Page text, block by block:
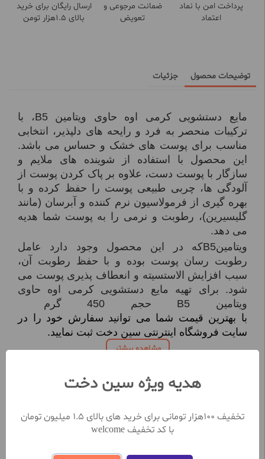
پرداخت امن با نماد
اعتماد
ضمانت مرجوعی و
تعویض
ارسال رایگان برای خرید
بالای 1.5هزار تومن
توضیحات محصول جزئیات
مایع دستشویی کرمی اوه حاوی ویتامین B5، با
ترکیبات منحصر به فرد و رایحه های دلپذیر، انتخابی
مناسب برای پوست های خشک و حساس می باشد.
این محصول با استفاده از شوینده های ملایم و
سازگار با پوست دست، علاوه بر پاک کردن پوست از
آلودگی ها، چربی طبیعی پوست را حفظ کرده و با
بهره گیری از فرمولاسیون نرم کننده و آبرسان (مانند
گلیسیرین)، رطوبت و نرمی را به پوست شما هدیه
می دهد.
ویتامینB5که در این محصول وجود دارد عامل
رطوبت رسان پوست بوده و با حفظ رطوبت آن،
سبب افزایش الاستسیته و انعطاف پذیری پوست می
شود. برای تهیه مایع دستشویی کرمی اوه حاوی
ویتامین B5 حجم 450 گرم
با بهترین قیمت شما می توانید سفارش خود را در
سایت فروشگاه اینترنتی سین دخت ثبت نمایید.
مشاهده بیشتر
نظر خود را در خصوص این محصول ثبت کنید
هدیه ویژه سین دخت
تخفیف 100هزار تومانی برای خرید های بالای 1.5 میلیون تومان
با کد تخفیف welcome